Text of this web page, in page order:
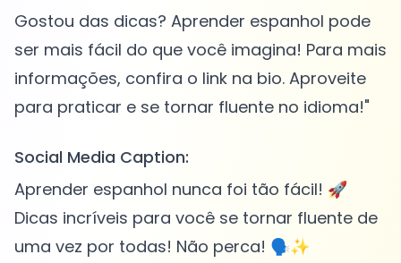
Gostou das dicas? Aprender espanhol pode
ser mais fácil do que você imagina! Para mais
informações, confira o link na bio. Aproveite
Social Media Caption:
Aprender espanhol nunca foi tão fácil! 🚀
Dicas incríveis para você se tornar fluente de
uma vez por todas! Não perca! 🗣️✨